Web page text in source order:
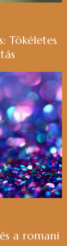
Tökéletes
a romani